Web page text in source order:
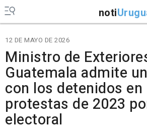
noti
12 DE MAYO DE 2026
Ministro de
Guatemala admite
con los detenidos en
protestas de 2023
electoral